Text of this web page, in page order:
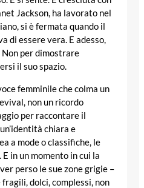
Jackson, ha lavorato nel
si è fermata quando il
di essere vera. E adesso,
per dimostrare
il suo spazio.
femminile che colma un
non un ricordo
per raccontare il
chiara e
a mode o classifiche, le
in un momento in cui la
perso le sue zone grigie –
dolci, complessi, non